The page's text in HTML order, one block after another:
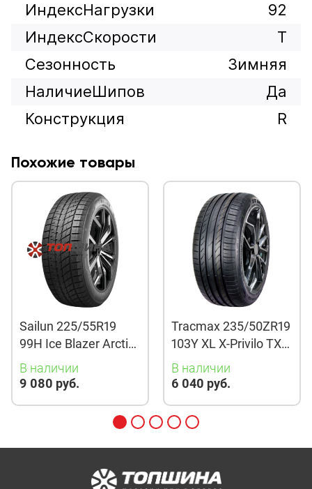
ИндексНагрузки
92
ИндексСкорости
T
Сезонность
Зимняя
НаличиеШипов
Да
Конструкция
R
Похожие товары
Sailun 225/55R19
99H Ice Blazer Arctic
Evo TL
В наличии
9 080 руб.
Tracmax 235/50ZR19
103Y XL X-Privilo TX3
TL
В наличии
6 040 руб.